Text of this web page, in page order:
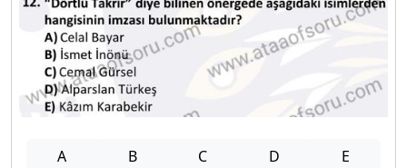
A B C D E